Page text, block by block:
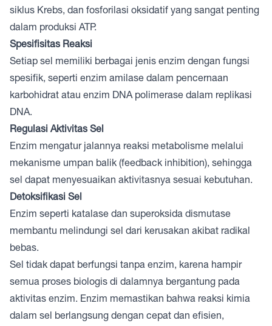
siklus Krebs, dan fosforilasi oksidatif yang sangat penting
dalam produksi ATP.
Spesifisitas Reaksi
Setiap sel memiliki berbagai jenis enzim dengan fungsi
spesifik, seperti enzim amilase dalam pencernaan
karbohidrat atau enzim DNA polimerase dalam replikasi
DNA.
Regulasi Aktivitas Sel
Enzim mengatur jalannya reaksi metabolisme melalui
mekanisme umpan balik (feedback inhibition), sehingga
sel dapat menyesuaikan aktivitasnya sesuai kebutuhan.
Detoksifikasi Sel
Enzim seperti katalase dan superoksida dismutase
membantu melindungi sel dari kerusakan akibat radikal
bebas.
Sel tidak dapat berfungsi tanpa enzim, karena hampir
semua proses biologis di dalamnya bergantung pada
aktivitas enzim. Enzim memastikan bahwa reaksi kimia
dalam sel berlangsung dengan cepat dan efisien,